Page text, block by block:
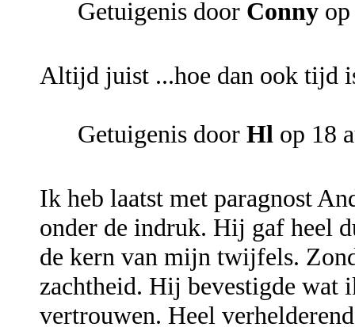
Getuigenis door Conny
Altijd juist ...hoe dan ook tijd
Getuigenis door Hl op 18
Ik heb laatst met paragnost
onder de indruk. Hij gaf heel
de kern van mijn twijfels.
zachtheid. Hij bevestigde wat
vertrouwen. Heel